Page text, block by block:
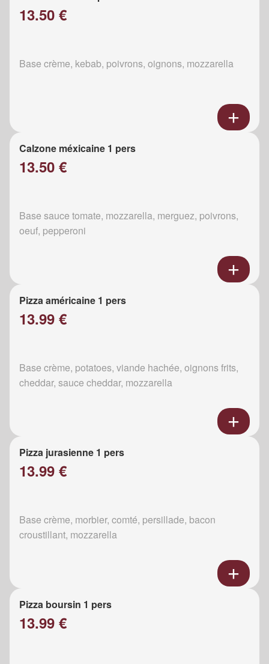
13.50 €
Base crème, kebab, poivrons, oignons, mozzarella
Calzone méxicaine 1 pers
13.50 €
Base sauce tomate, mozzarella, merguez, poivrons,
oeuf, pepperoni
Pizza américaine 1 pers
13.99 €
Base crème, potatoes, viande hachée, oignons frits,
cheddar, sauce cheddar, mozzarella
Pizza jurasienne 1 pers
13.99 €
Base crème, morbier, comté, persillade, bacon
croustillant, mozzarella
Pizza boursin 1 pers
13.99 €